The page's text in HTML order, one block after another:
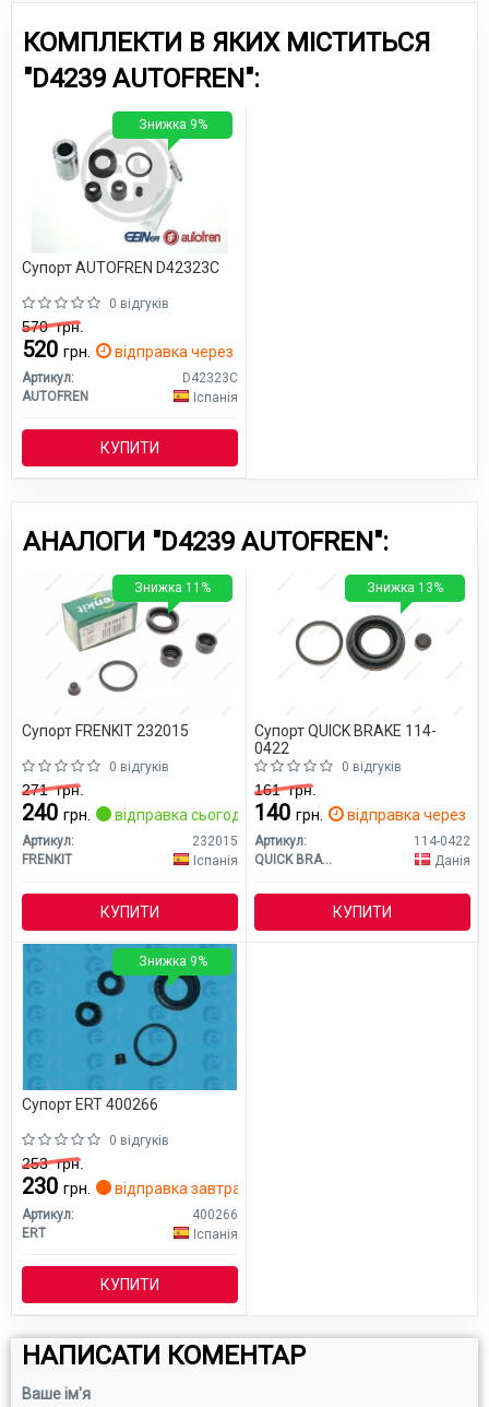
КОМПЛЕКТИ В ЯКИХ МІСТИТЬСЯ
"D4239 AUTOFREN":
Супорт AUTOFREN D42323C
0 відгуків
570грн.
520 грн. відправка через 3 дн.
Артикул:
D42323C
AUTOFREN
Іспанія
КУПИТИ
Знижка 9%
АНАЛОГИ "D4239 AUTOFREN":
Супорт FRENKIT 232015
0 відгуків
271грн.
240 грн. відправка сьогодні
Артикул:
232015
FRENKIT
Іспанія
КУПИТИ
Знижка 11%
Супорт QUICK BRAKE 114-
0422
0 відгуків
161грн.
140 грн. відправка через 2
Артикул:
114-0422
QUICK BRAKE
Данія
КУПИТИ
Знижка 13%
Супорт ERT 400266
0 відгуків
253грн.
230 грн. відправка завтра
Артикул:
400266
ERT
Іспанія
КУПИТИ
Знижка 9%
НАПИСАТИ КОМЕНТАР
Ваше ім'я